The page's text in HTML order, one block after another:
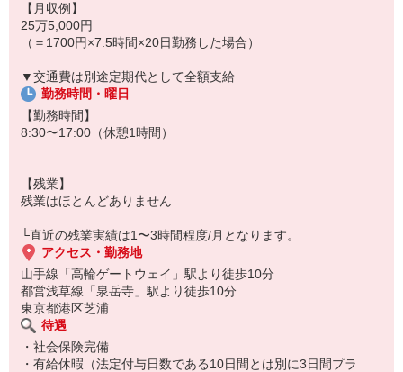
【月収例】
25万5,000円
（＝1700円×7.5時間×20日勤務した場合）
▼交通費は別途定期代として全額支給
勤務時間・曜日
【勤務時間】
8:30〜17:00（休憩1時間）
【残業】
残業はほとんどありません
└直近の残業実績は1〜3時間程度/月となります。
アクセス・勤務地
山手線「高輪ゲートウェイ」駅より徒歩10分
都営浅草線「泉岳寺」駅より徒歩10分
東京都港区芝浦
待遇
・社会保険完備
・有給休暇（法定付与日数である10日間とは別に3日間プラ